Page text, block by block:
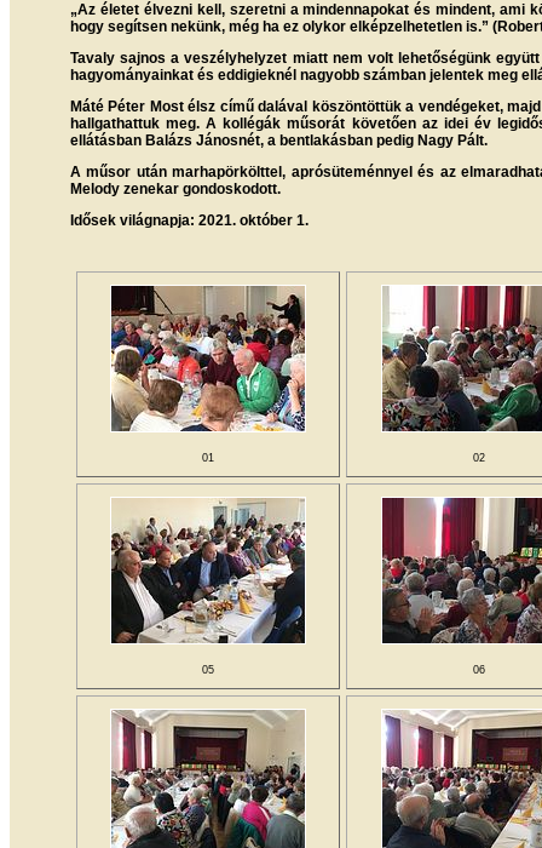
„Az életet élvezni kell, szeretni a mindennapokat és mindent, ami
hogy segítsen nekünk, még ha ez olykor elképzelhetetlen is.”
Tavaly sajnos a veszélyhelyzet miatt nem volt lehetőségünk
hagyományainkat és eddigieknél nagyobb számban jelentek meg
Máté Péter Most élsz című dalával köszöntöttük a vendégeket,
hallgathattuk meg. A kollégák műsorát követően az idei év
ellátásban Balázs Jánosnét, a bentlakásban pedig Nagy Pált.
A műsor után marhapörkölttel, aprósüteménnyel és az
Melody zenekar gondoskodott.
Idősek világnapja: 2021. október 1.
01 02
05 06